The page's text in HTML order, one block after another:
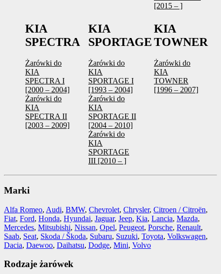
[2015 – ]
KIA
SPECTRA
Żarówki do
KIA
SPECTRA I
[2000 – 2004]
Żarówki do
KIA
SPECTRA II
[2003 – 2009]
KIA
SPORTAGE
Żarówki do
KIA
SPORTAGE I
[1993 – 2004]
Żarówki do
KIA
SPORTAGE II
[2004 – 2010]
Żarówki do
KIA
SPORTAGE
III [2010 – ]
KIA
TOWNER
Żarówki do
KIA
TOWNER
[1996 – 2007]
Marki
Alfa Romeo, Audi, BMW, Chevrolet, Chrysler, Citroen / Citroën,
Fiat, Ford, Honda, Hyundai, Jaguar, Jeep, Kia, Lancia, Mazda,
Mercedes, Mitsubishi, Nissan, Opel, Peugeot, Porsche, Renault,
Saab, Seat, Skoda / Škoda, Subaru, Suzuki, Toyota, Volkswagen,
Dacia, Daewoo, Daihatsu, Dodge, Mini, Volvo
Rodzaje żarówek